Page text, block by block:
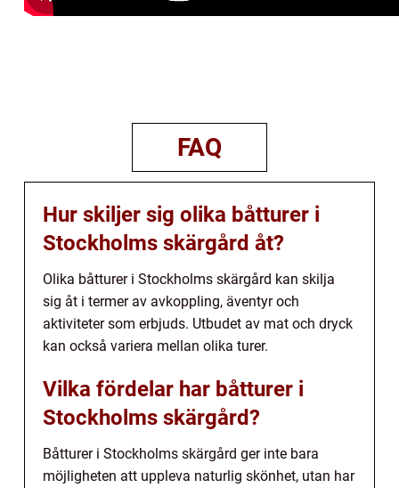
FAQ
Hur skiljer sig olika båtturer i
Stockholms skärgård åt?
Olika båtturer i Stockholms skärgård kan skilja
sig åt i termer av avkoppling, äventyr och
aktiviteter som erbjuds. Utbudet av mat och dryck
kan också variera mellan olika turer.
Vilka fördelar har båtturer i
Stockholms skärgård?
Båtturer i Stockholms skärgård ger inte bara
möjligheten att uppleva naturlig skönhet, utan har